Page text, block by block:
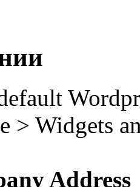
> Widgets
Address